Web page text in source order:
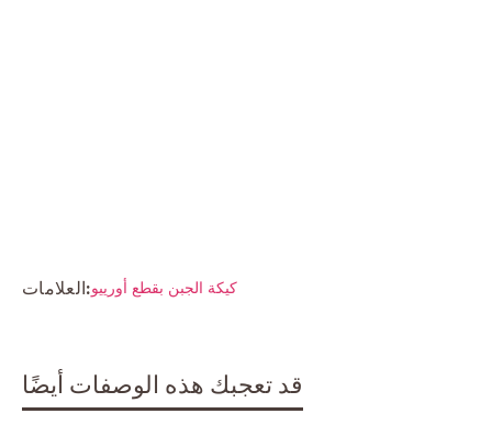
العلامات:كيكة الجبن بقطع أورييو
قد تعجبك هذه الوصفات أيضًا